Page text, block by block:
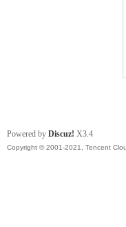
Powered by Discuz! X3.4
Copyright © 2001-2021, Tencent